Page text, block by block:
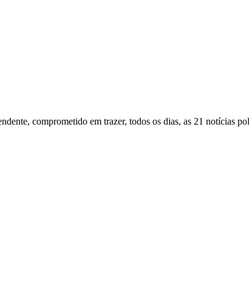
comprometido em trazer, todos os dias, as 21 notícias